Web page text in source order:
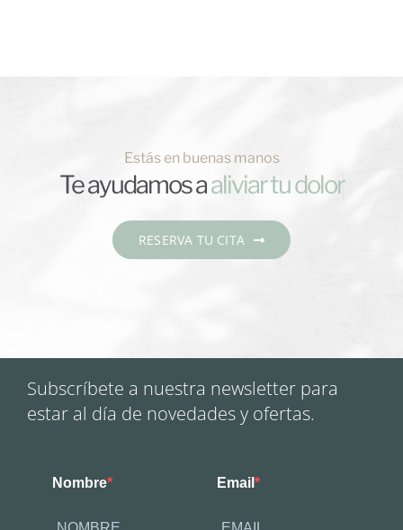
Estás en buenas manos
Te ayudamos a
RESERVA TU CITA
Subscríbete a nuestra newsletter para
estar al día de novedades y ofertas.
Nombre Email